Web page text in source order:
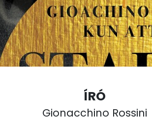
ÍRÓ
Gionacchino Rossini